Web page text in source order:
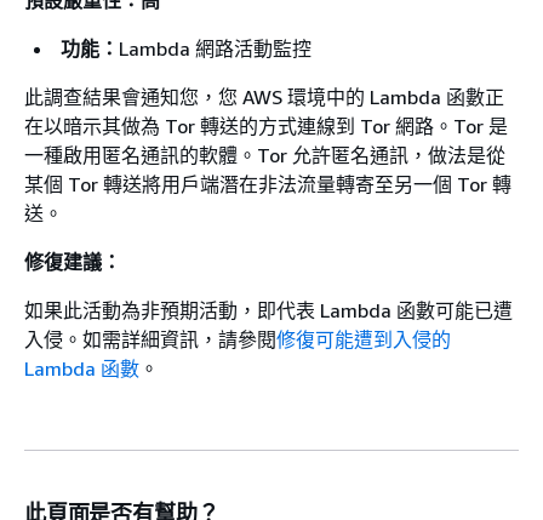
功能： Lambda 網路活動監控
此調查結果會通知您，您 AWS 環境中的 Lambda 函數正
在以暗示其做為 Tor 轉送的方式連線到 Tor 網路。Tor 是
一種啟用匿名通訊的軟體。Tor 允許匿名通訊，做法是從
某個 Tor 轉送將用戶端潛在非法流量轉寄至另一個 Tor 轉
送。
修復建議：
如果此活動為非預期活動，即代表 Lambda 函數可能已遭
入侵。如需詳細資訊，請參閱修復可能遭到入侵的
Lambda 函數 。
此頁面是否有幫助？